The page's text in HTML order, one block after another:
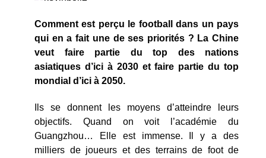
Comment est perçu le football dans un pays
qui en a fait une de ses priorités ? La Chine
veut faire partie du top des nations
asiatiques d’ici à 2030 et faire partie du top
mondial d’ici à 2050.
Ils se donnent les moyens d’atteindre leurs
objectifs. Quand on voit l’académie du
Guangzhou… Elle est immense. Il y a des
milliers de joueurs et des terrains de foot de